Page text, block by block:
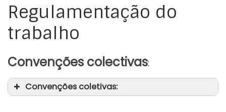
Regulamentação do
trabalho
Convenções colectivas:
Convenções coletivas: